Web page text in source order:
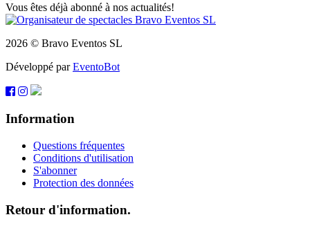
Vous êtes déjà abonné à nos actualités!
2026 © Bravo Eventos SL
Développé parEventoBot
Information
Questions fréquentes
Conditions d'utilisation
S'abonner
Protection des données
Retour d'information.